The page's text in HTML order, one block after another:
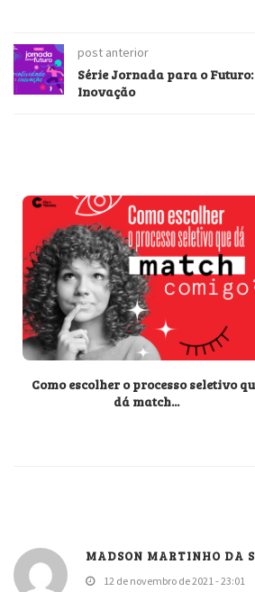
post anterior
Série Jornada para o
Inovação
Como escolher o processo seletivo
dá match...
MADSON MARTINHO DA
12 de novembro de 2021 - 23:01